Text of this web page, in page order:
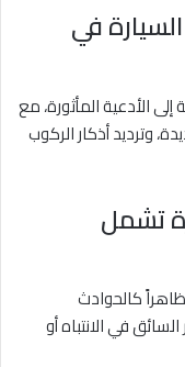
في
الأدعية المأثورة، مع
وترديد أذكار الركوب
تشمل
كالحوادث
في الانتباه أو